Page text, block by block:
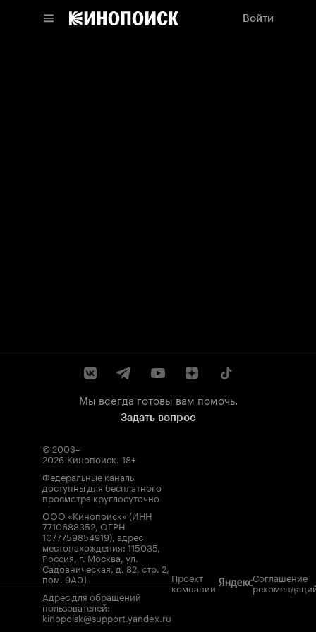
Войти
Мы всегда готовы вам помочь.
Задать вопрос
© 2003–
2026 Кинопоиск. 18+
Федеральные каналы
доступны для бесплатного
просмотра круглосуточно
ООО «Кинопоиск» (ИНН
7710688352, ОГРН
1077759854919), адрес
местонахождения: 115035,
Россия, г. Москва, ул.
Садовническая, д. 82, стр. 2,
пом. 9А01
Адрес для обращений
пользователей:
kinopoisk@support.yandex.ru
Проект
компании
Соглашение